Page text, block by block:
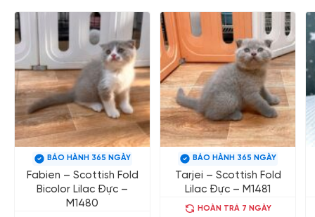
BẢO HÀNH 365 NGÀY
Fabien – Scottish Fold
Bicolor Lilac Đực –
M1480
BẢO HÀNH 365 NGÀY
Tarjei – Scottish Fold
Lilac Đực – M1481
HOÀN TRẢ 7 NGÀY